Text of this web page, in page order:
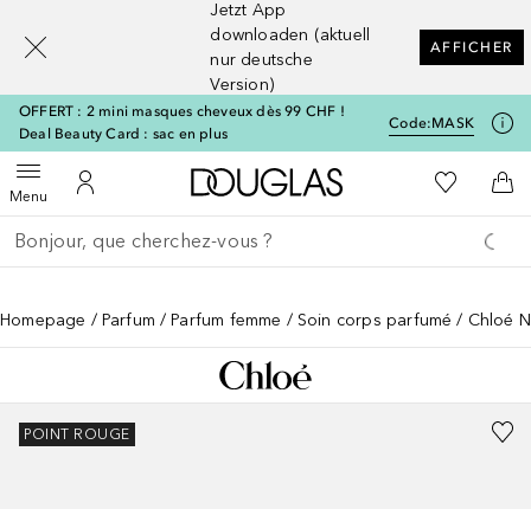
Jetzt App
downloaden (aktuell
nur deutsche
Version)
AFFICHER
OFFERT : 2 mini masques cheveux dès 99 CHF !
Deal Beauty Card : sac en plus
Code:MASK
MenuOuvrir le menuVers Mon Compte
Vers l'accueil Douglas
Vers Ma
Retourner
Exécuter la recherche
Homepage Parfum Parfum femme Soin corps parfumé Chloé
POINT ROUGE
[navigation.slideout.screenreader]